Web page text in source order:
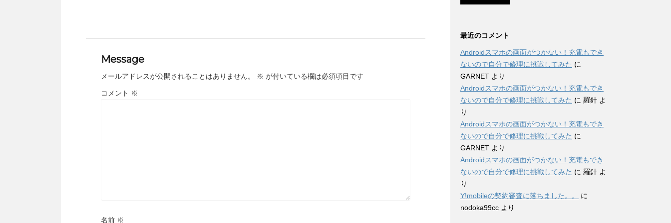
Message
メールアドレスが公開されることはありません。 ※ が付いている欄は必須項目です
コメント ※
名前 ※
最近のコメント
Androidスマホの画面がつかない！充電もでき
ないので自分で修理に挑戦してみた に
GARNET より
Androidスマホの画面がつかない！充電もでき
ないので自分で修理に挑戦してみた に 羅針 よ
り
Androidスマホの画面がつかない！充電もでき
ないので自分で修理に挑戦してみた に
GARNET より
Androidスマホの画面がつかない！充電もでき
ないので自分で修理に挑戦してみた に 羅針 よ
り
Y!mobileの契約審査に落ちました。。
に
nodoka99cc より